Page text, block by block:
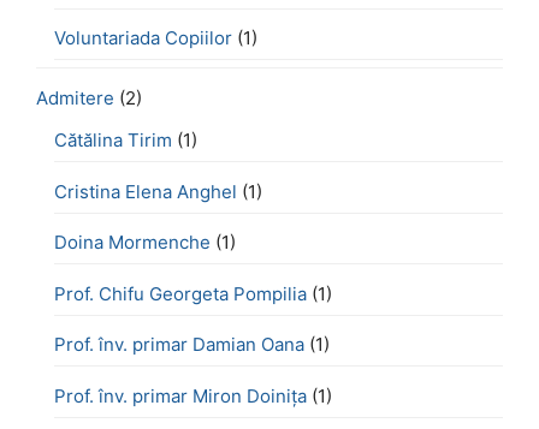
Voluntariada Copiilor (1)
Admitere (2)
Cătălina Tirim (1)
Cristina Elena Anghel (1)
Doina Mormenche (1)
Prof. Chifu Georgeta Pompilia (1)
Prof. înv. primar Damian Oana (1)
Prof. înv. primar Miron Doinița (1)